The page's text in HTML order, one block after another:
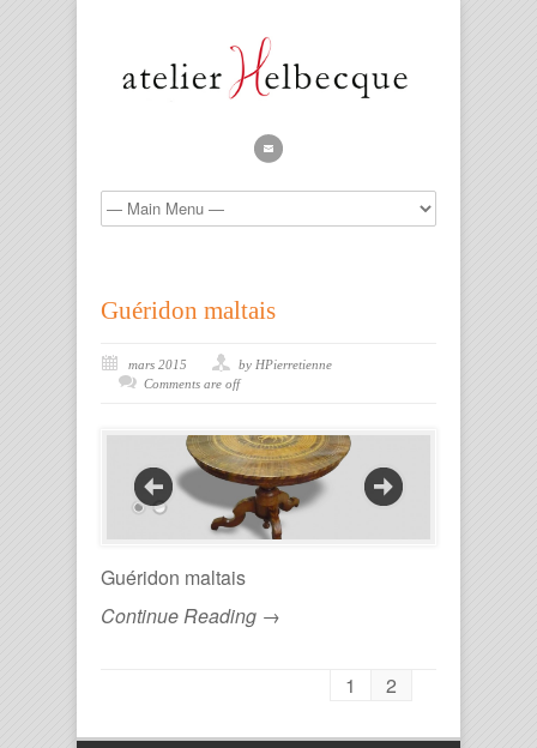
Guéridon maltais
mars 2015
by HPierretienne
Comments are off
Guéridon maltais
Continue Reading →
1 2